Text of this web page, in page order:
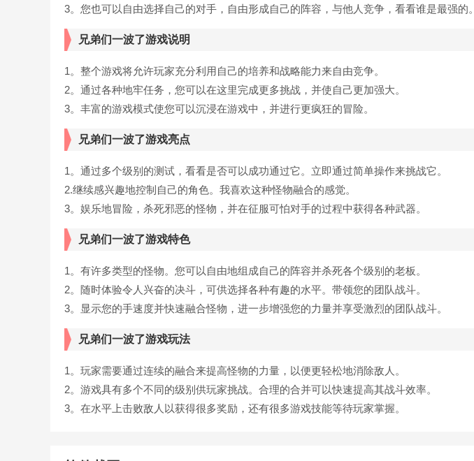
3。您也可以自由选择自己的对手，自由形成自己的阵容，与他人竞争，看看谁是最强的。
兄弟们一波了游戏说明
1。整个游戏将允许玩家充分利用自己的培养和战略能力来自由竞争。
2。通过各种地牢任务，您可以在这里完成更多挑战，并使自己更加强大。
3。丰富的游戏模式使您可以沉浸在游戏中，并进行更疯狂的冒险。
兄弟们一波了游戏亮点
1。通过多个级别的测试，看看是否可以成功通过它。立即通过简单操作来挑战它。
2.继续感兴趣地控制自己的角色。我喜欢这种怪物融合的感觉。
3。娱乐地冒险，杀死邪恶的怪物，并在征服可怕对手的过程中获得各种武器。
兄弟们一波了游戏特色
1。有许多类型的怪物。您可以自由地组成自己的阵容并杀死各个级别的老板。
2。随时体验令人兴奋的决斗，可供选择各种有趣的水平。带领您的团队战斗。
3。显示您的手速度并快速融合怪物，进一步增强您的力量并享受激烈的团队战斗。
兄弟们一波了游戏玩法
1。玩家需要通过连续的融合来提高怪物的力量，以便更轻松地消除敌人。
2。游戏具有多个不同的级别供玩家挑战。合理的合并可以快速提高其战斗效率。
3。在水平上击败敌人以获得很多奖励，还有很多游戏技能等待玩家掌握。